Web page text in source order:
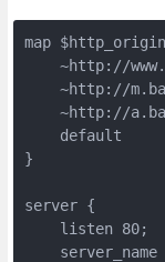
map
~http://
~http://
~http://
default
}
server {
    listen 80;
server_name